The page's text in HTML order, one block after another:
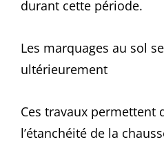
durant cette période.
Les marquages au sol
ultérieurement
Ces travaux permettent
l’étanchéité de la